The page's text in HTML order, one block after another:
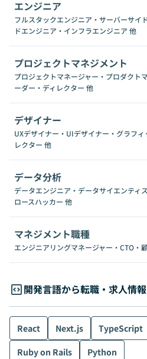
エンジニア
フルスタックエンジニア・サーバーサイ
ドエンジニア・インフラエンジニア 他
プロジェクトマネジメント
プロジェクトマネージャー・プロダクト
ーダー・ディレクター 他
デザイナー
UXデザイナー・UIデザイナー・グラフ
レクター 他
データ分析
データエンジニア・データサイエンティ
ロースハッカー 他
マネジメント職種
エンジニアリングマネージャー・CTO・
開発言語から転職・求人情
React Next.js TypeScript
Ruby on Rails
Python